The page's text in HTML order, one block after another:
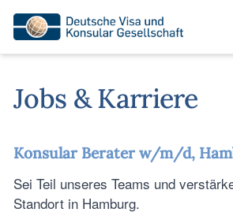
Jobs & Karriere
Konsular Berater w/m/d,
Sei Teil unseres Teams und
Standort in Hamburg.